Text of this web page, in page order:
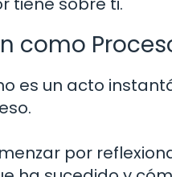
como
es un acto
por